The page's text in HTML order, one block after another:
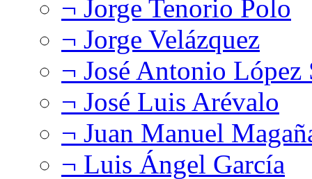
¬ Jorge Tenorio Polo
¬ Jorge Velázquez
¬ José Antonio López
¬ José Luis Arévalo
¬ Juan Manuel
¬ Luis Ángel García